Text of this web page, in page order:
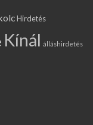
Hirdetés
Kínál álláshirdetés